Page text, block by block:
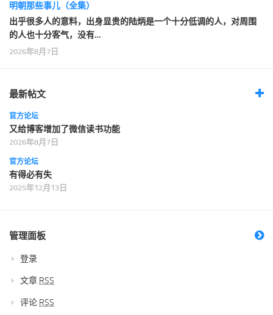
明朝那些事儿（全集）
出乎很多人的意料，出身显贵的陆炳是一个十分低调的人，对周围
的人也十分客气，没有…
2026年8月7日
最新帖文
官方论坛
又给博客增加了微信读书功能
2026年8月7日
官方论坛
有得必有失
2025年12月13日
管理面板
登录
文章 RSS
评论 RSS